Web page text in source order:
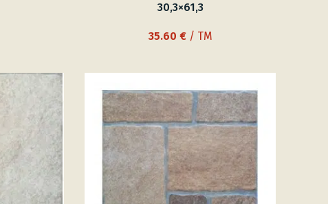
30,3×61,3
35.60 €/ TM